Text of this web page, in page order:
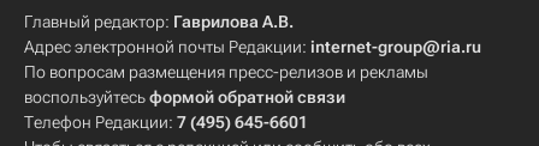
Главный редактор: Гаврилова А.В.
Адрес электронной почты Редакции: internet-group@ria.ru
По вопросам размещения пресс-релизов и рекламы
воспользуйтесьформой обратной связи
Телефон Редакции: 7 (495) 645-6601